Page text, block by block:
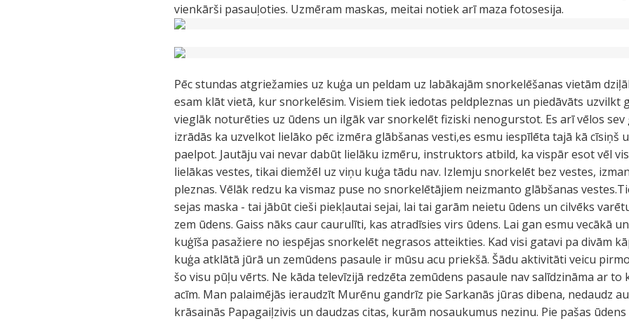
vienkārši pasauļoties. Uzmēram maskas, meitai notiek arī maza fotosesija.
Pēc stundas atgriežamies uz kuģa un peldam uz labākajām snorkelēšanas vietām
esam klāt vietā, kur snorkelēsim. Visiem tiek iedotas peldpleznas un piedāvāts uzvilkt
vieglāk noturēties uz ūdens un ilgāk var snorkelēt fiziski nenogurstot. Es arī vēlos sev
izrādās ka uzvelkot lielāko pēc izmēra glābšanas vesti,es esmu iespīlēta tajā kā cīsiņš
paelpot. Jautāju vai nevar dabūt lielāku izmēru, instruktors atbild, ka vispār esot vēl
lielākas vestes, tikai diemžēl uz viņu kuģa tādu nav. Izlemju snorkelēt bez vestes,
pleznas. Vēlāk redzu ka vismaz puse no snorkelētājiem neizmanto glābšanas
sejas maska - tai jābūt cieši piekļautai sejai, lai tai garām neietu ūdens un cilvēks
zem ūdens. Gaiss nāks caur caurulīti, kas atradīsies virs ūdens. Lai gan esmu vecākā
kuģīša pasažiere no iespējas snorkelēt negrasos atteikties. Kad visi gatavi pa divām
kuģa atklātā jūrā un zemūdens pasaule ir mūsu acu priekšā. Šādu aktivitāti veicu
šo visu pūļu vērts. Ne kāda televīzijā redzēta zemūdens pasaule nav salīdzināma ar to
acīm. Man palaimējās ieraudzīt Murēnu gandrīz pie Sarkanās jūras dibena, nedaudz
krāsainās Papagaiļzivis un daudzas citas, kurām nosaukumus nezinu. Pie pašas